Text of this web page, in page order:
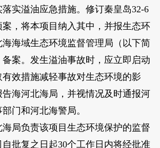
溢油应急措施。修订秦皇岛32-6
，将本项目纳入其中，并报生态环
海域生态环境监督管理局（以下简
案。发生溢油事故时，应立即启动
效措施减轻事故对生态环境的影
海河北海局，并视情况及时通报河
门和河北海警局。
负责该项目生态环境保护的监督
批复之日起30个工作日内将经批准